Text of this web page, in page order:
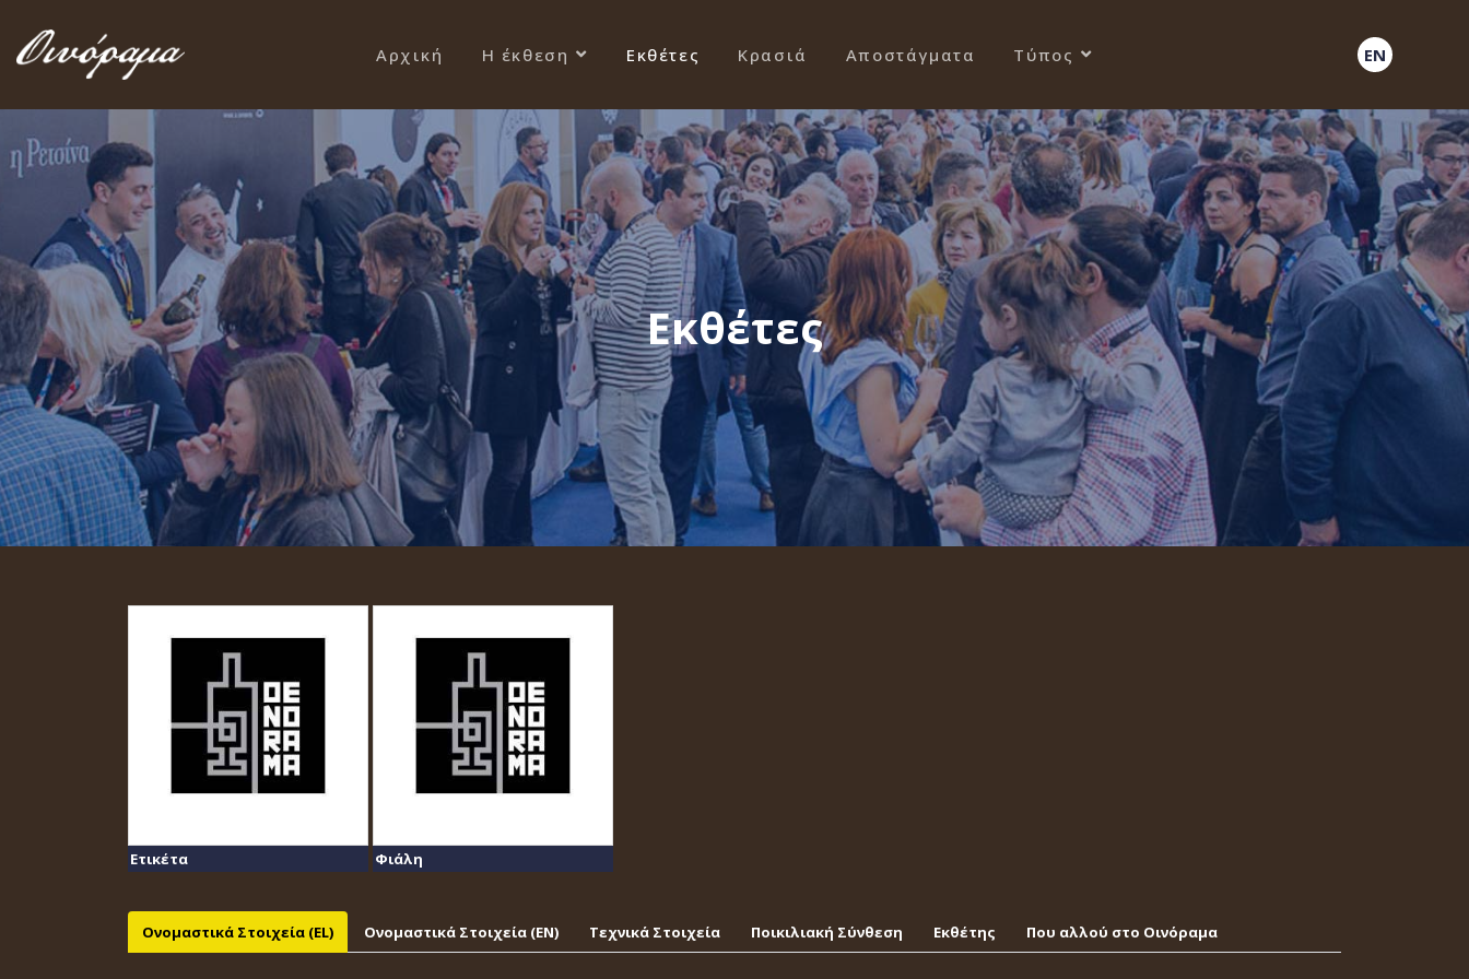
Αρχική Η έκθεση Εκθέτες Κρασιά Αποστάγματα Τύπος EN
Εκθέτες
Ετικέτα Φιάλη
Ονομαστικά Στοιχεία (EL) Ονομαστικά Στοιχεία (EΝ) Τεχνικά Στοιχεία Ποικιλιακή Σύνθεση Εκθέτης Που αλλού στο Οινόραμα